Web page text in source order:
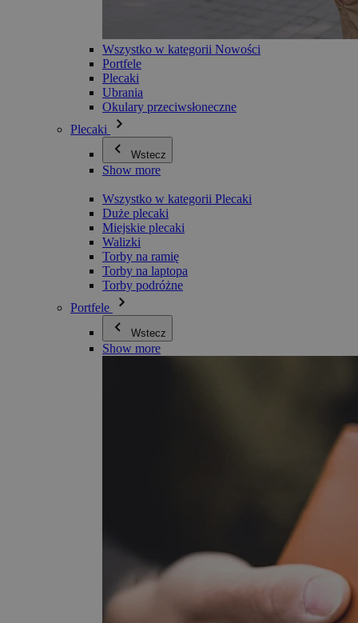
Wszystko w kategorii Nowości
Portfele
Plecaki
Ubrania
Okulary przeciwsłoneczne
Plecaki
Wstecz
Show more
Wszystko w kategorii Plecaki
Duże plecaki
Miejskie plecaki
Walizki
Torby na ramię
Torby na laptopa
Torby podróżne
Portfele
Wstecz
Show more